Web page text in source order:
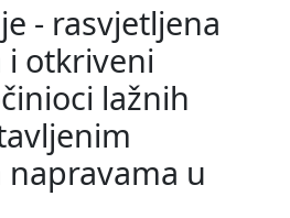
- rasvjetljena
i otkriveni
lažnih
u